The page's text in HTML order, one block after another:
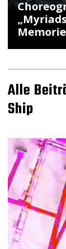
Alle
Ship